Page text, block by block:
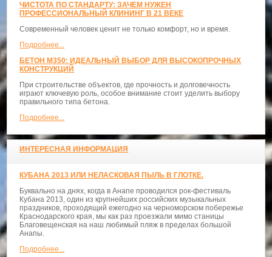
ЧИСТОТА ПО СТАНДАРТУ: ЗАЧЕМ НУЖЕН
ПРОФЕССИОНАЛЬНЫЙ КЛИНИНГ В 21 ВЕКЕ
Современный человек ценит не только комфорт, но и время.
Подробнее...
БЕТОН М350: ИДЕАЛЬНЫЙ ВЫБОР ДЛЯ ВЫСОКОПРОЧНЫХ
КОНСТРУКЦИЙ
При строительстве объектов, где прочность и долговечность
играют ключевую роль, особое внимание стоит уделить выбору
правильного типа бетона.
Подробнее...
ИНТЕРЕСНАЯ ИНФОРМАЦИЯ
КУБАНА 2013 ИЛИ НЕЛАСКОВАЯ ПЫЛЬ В ГЛОТКЕ.
Буквально на днях, когда в Анапе проводился рок-фестиваль
Кубана 2013, один из крупнейших российских музыкальных
праздников, проходящий ежегодно на черноморском побережье
Краснодарского края, мы как раз проезжали мимо станицы
Благовещенская на наш любимый пляж в пределах большой
Анапы.
Подробнее...